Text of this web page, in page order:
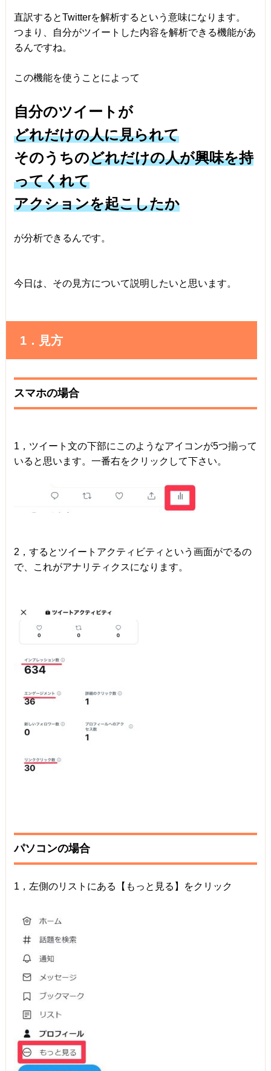
直訳するとTwitterを解析するという意味になります。
つまり、自分がツイートした内容を解析できる機能があ
るんですね。
この機能を使うことによって
自分のツイートが
どれだけの人に見られて
そのうちのどれだけの人が興味を持
ってくれて
アクションを起こしたか
が分析できるんです。
今日は、その見方について説明したいと思います。
1．見方
スマホの場合
1，ツイート文の下部にこのようなアイコンが5つ揃って
いると思います。一番右をクリックして下さい。
2，するとツイートアクティビティという画面がでるの
で、これがアナリティクスになります。
パソコンの場合
1，左側のリストにある【もっと見る】をクリック